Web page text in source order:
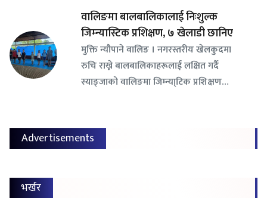
वालिङमा बालबालिकालाई निःशुल्क
जिम्न्यास्टिक प्रशिक्षण, ७ खेलाडी छानिए
​मुक्ति न्यौपाने वालिङ । नगरस्तरीय खेलकुदमा
रुचि राख्ने बालबालिकाहरूलाई लक्षित गर्दै
स्याङ्जाको वालिङमा जिम्न्या्टिक प्रशिक्षण…
Advertisements
भर्खर